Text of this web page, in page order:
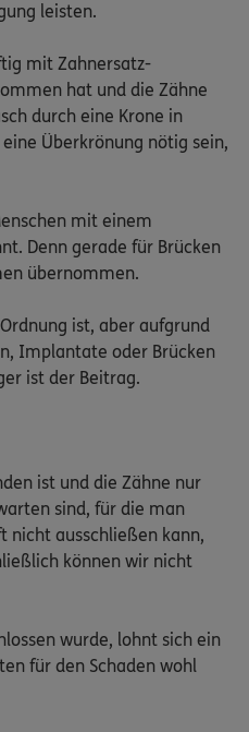
leisten.
mit Zahnersatz-
hat und die Zähne
durch eine Krone in
Überkrönung nötig sein,
mit einem
Denn gerade für Brücken
übernommen.
ist, aber aufgrund
Implantate oder Brücken
ist der Beitrag.
ist und die Zähne nur
sind, für die man
nicht ausschließen kann,
können wir nicht
wurde, lohnt sich ein
für den Schaden wohl